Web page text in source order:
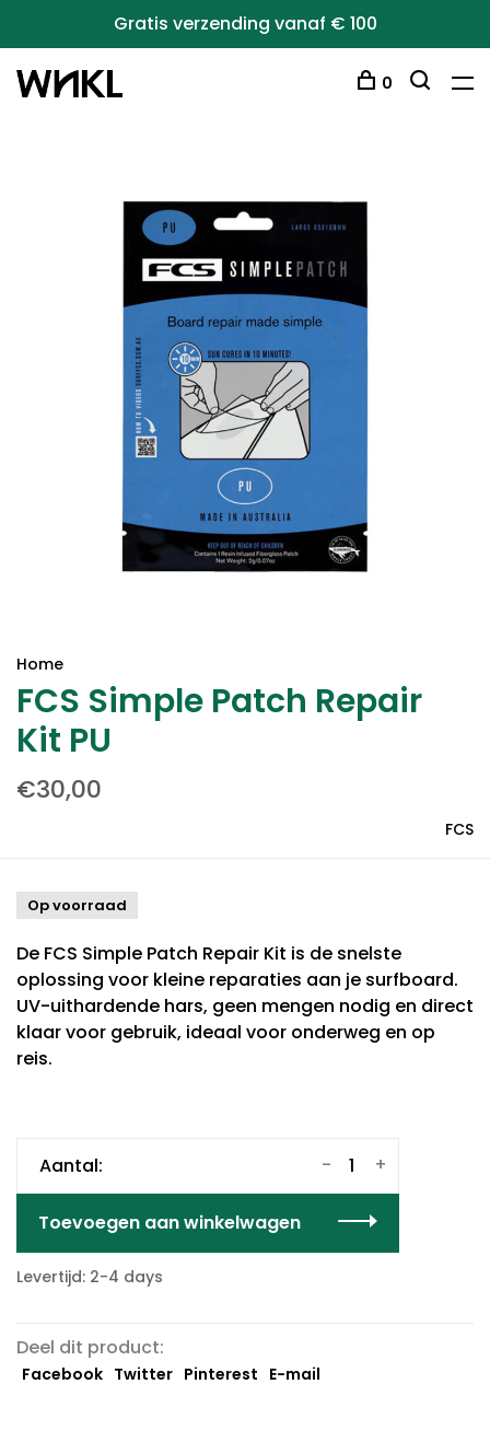
Gratis verzending vanaf € 100
0
Home
FCS Simple Patch Repair
Kit PU
€30,00
FCS
Op voorraad
De FCS Simple Patch Repair Kit is de snelste
oplossing voor kleine reparaties aan je surfboard.
UV-uithardende hars, geen mengen nodig en direct
klaar voor gebruik, ideaal voor onderweg en op
reis.
Aantal: +
-
Toevoegen aan winkelwagen
Levertijd: 2-4 days
Deel dit product:
Facebook Twitter Pinterest E-mail